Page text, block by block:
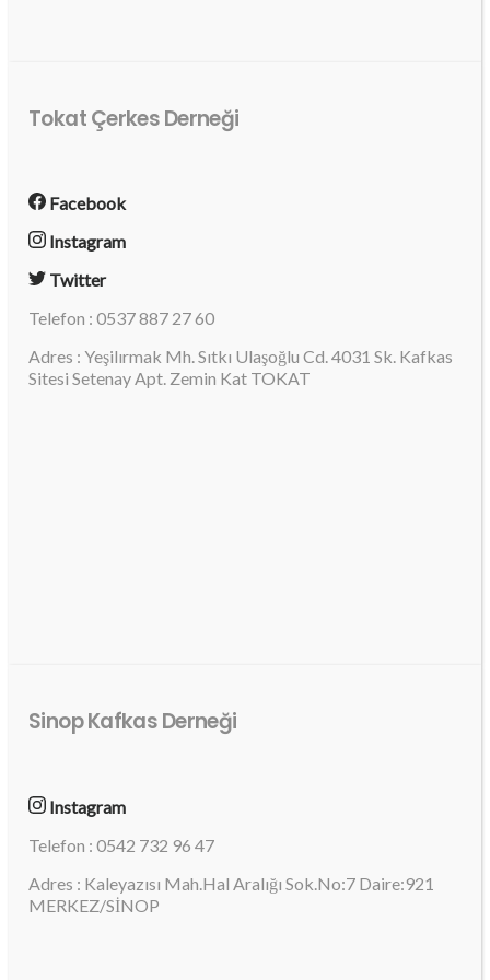
Tokat Çerkes Derneği
Facebook
Instagram
Twitter
Telefon : 0537 887 27 60
Adres : Yeşilırmak Mh. Sıtkı Ulaşoğlu Cd. 4031 Sk. Kafkas
Sitesi Setenay Apt. Zemin Kat TOKAT
Sinop Kafkas Derneği
Instagram
Telefon : 0542 732 96 47
Adres : Kaleyazısı Mah.Hal Aralığı Sok.No:7 Daire:921
MERKEZ/SİNOP